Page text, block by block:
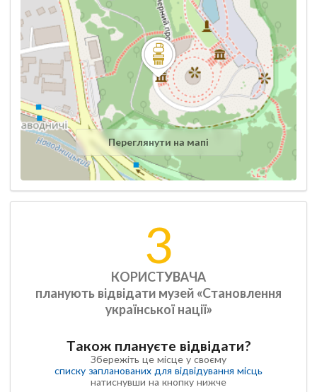
Переглянути на мапі
3
КОРИСТУВАЧА
планують відвідати музей «Становлення
української нації»
Також плануєте відвідати?
Збережіть це місце у своєму
списку запланованих для відвідування місць
натиснувши на кнопку нижче